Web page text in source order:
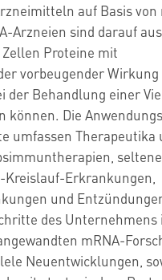
auf Basis von
Arzneien sind darauf
Proteine mit
vorbeugender Wirkung
der Behandlung einer
können. Die
umfassen Therapeutika
seltene
Erkrankungen,
und
des Unternehmens
mRNA-
Neuentwicklungen,